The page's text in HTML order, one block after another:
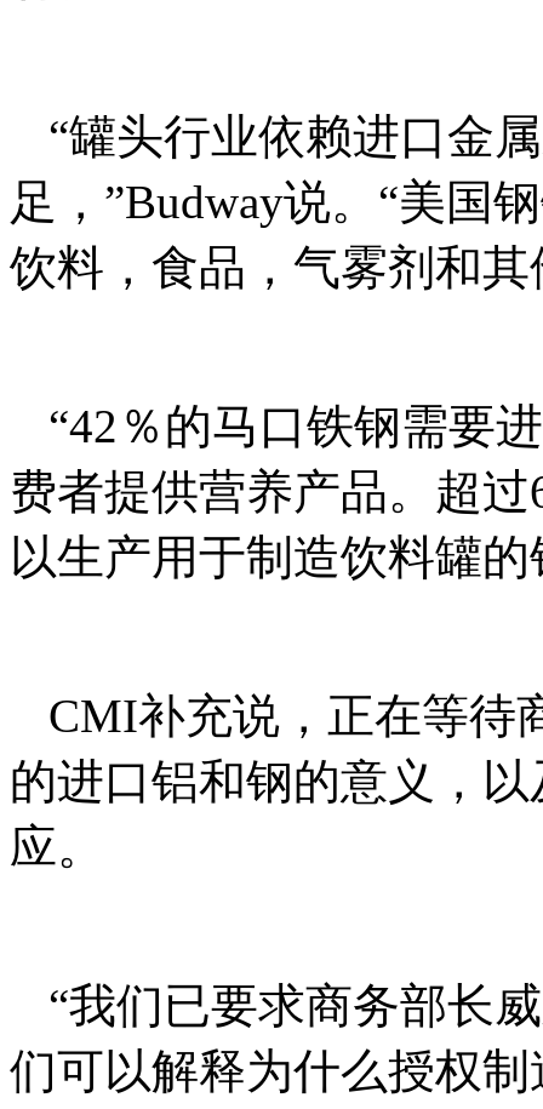
“罐头行业依赖进口金
足，”Budway说。“美国
饮料，食品，气雾剂和
“42％的马口铁钢需要
费者提供营养产品。超
以生产用于制造饮料罐的
CMI补充说，正在等待
的进口铝和钢的意义，
应。
“我们已要求商务部长
们可以解释为什么授权